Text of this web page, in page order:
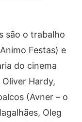
são o trabalho
Festas) e
do cinema
Hardy,
(Avner – o
Oleg